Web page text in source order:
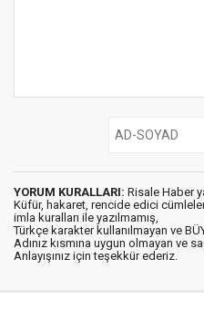
YORUM KURALLARI: Risale Haber
Küfür, hakaret, rencide edici
imla kuralları ile yazılmamış,
Türkçe karakter kullanılmayan ve
Adınız kısmına uygun olmayan ve
Anlayışınız için teşekkür ederiz.